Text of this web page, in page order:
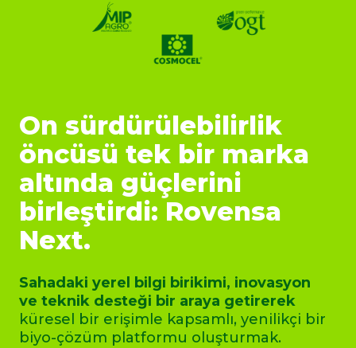
On sürdürülebilirlik
öncüsü tek bir marka
altında güçlerini
birleştirdi: Rovensa
Next.
Sahadaki yerel bilgi birikimi, inovasyon
ve teknik desteği bir araya getirerek
küresel bir erişimle kapsamlı, yenilikçi bir
biyo-çözüm platformu oluşturmak.